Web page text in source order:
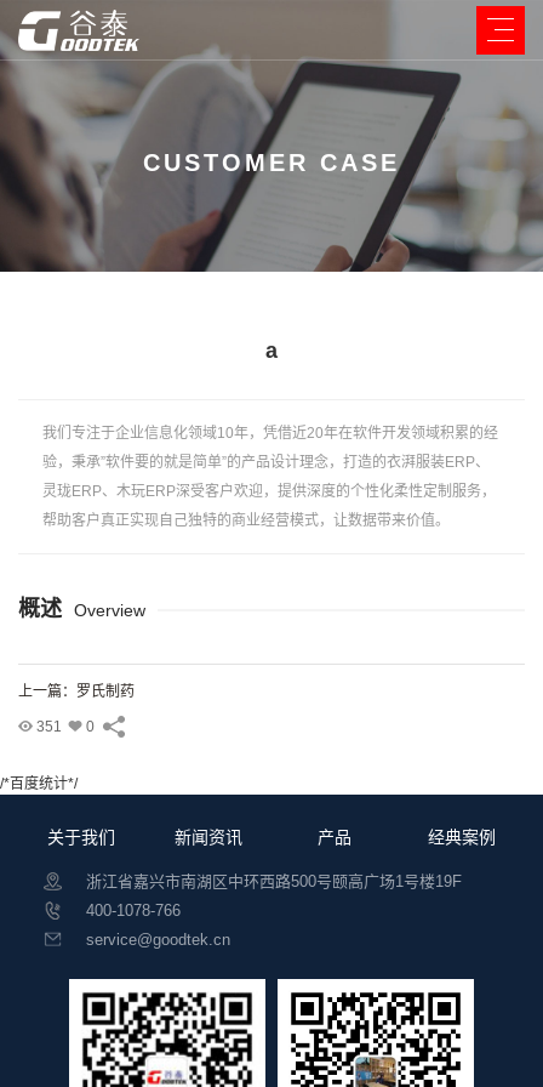
CUSTOMER CASE
a
我们专注于企业信息化领域10年，凭借近20年在软件开发领域积累的经
验，秉承”软件要的就是简单”的产品设计理念，打造的衣湃服装ERP、
灵珑ERP、木玩ERP深受客户欢迎，提供深度的个性化柔性定制服务，
帮助客户真正实现自己独特的商业经营模式，让数据带来价值。
概述 Overview
上一篇：罗氏制药
351 0
/*百度统计*/
关于我们 新闻资讯 产品 经典案例
浙江省嘉兴市南湖区中环西路500号颐高广场1号楼19F
400-1078-766
service@goodtek.cn